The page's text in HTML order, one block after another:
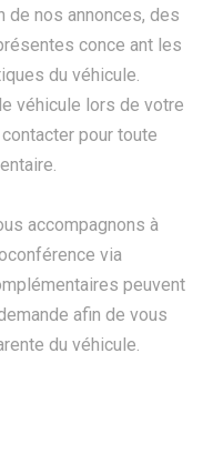
de nos annonces, des
conce ant les
du véhicule.
véhicule lors de votre
pour toute
accompagnons à
via
peuvent
afin de vous
du véhicule.